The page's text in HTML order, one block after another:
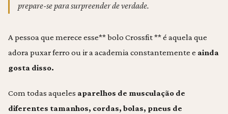
prepare-se para surpreender de verdade.
A pessoa que merece esse** bolo Crossfit ** é aquela que
adora puxar ferro ou ir a academia constantemente e ainda
gosta disso.
Com todas aqueles aparelhos de musculação de
diferentes tamanhos, cordas, bolas, pneus de